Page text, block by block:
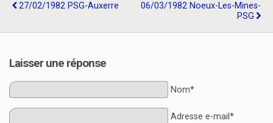
27/02/1982 PSG-Auxerre
06/03/1982 Noeux-Les-Mines-
PSG
Laisser une réponse
Nom*
Adresse e-mail*